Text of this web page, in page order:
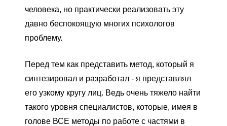
человека, но практически реализовать эту
давно беспокоящую многих психологов
проблему.
Перед тем как представить метод, который я
синтезировал и разработал - я представлял
его узкому кругу лиц. Ведь очень тяжело найти
такого уровня специалистов, которые, имея в
голове ВСЕ методы по работе с частями в